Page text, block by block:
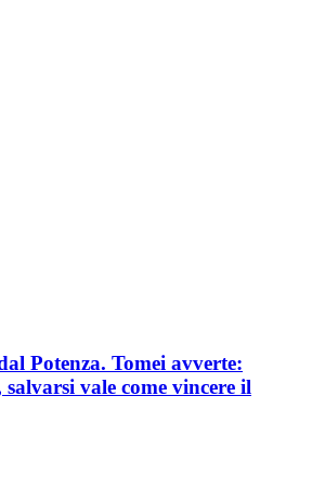
Potenza. Tomei avverte:
vale come vincere il